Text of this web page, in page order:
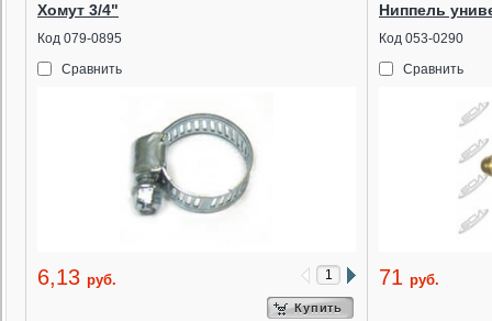
Хомут 3/4"
Код 079-0895
Сравнить
6,13 руб.
Купить
Ниппель
Код 053-0290
Сравнить
71 руб.